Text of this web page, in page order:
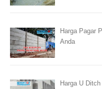
Harga Pagar
Anda
Harga U